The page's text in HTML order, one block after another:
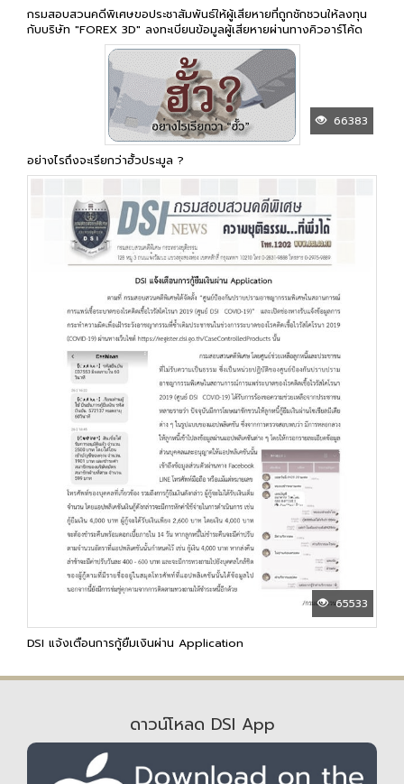
กรมสอบสวนคดีพิเศษขอประชาสัมพันธ์ให้ผู้เสียหายที่ถูกชักชวนให้ลงทุน
กับบริษัท "FOREX 3D" ลงทะเบียนข้อมูลผู้เสียหายผ่านทางคิวอาร์โค้ด
66383
อย่างไรถึงจะเรียกว่าฮั้วประมูล ?
65533
DSI แจ้งเตือนการกู้ยืมเงินผ่าน Application
ดาวน์โหลด DSI App